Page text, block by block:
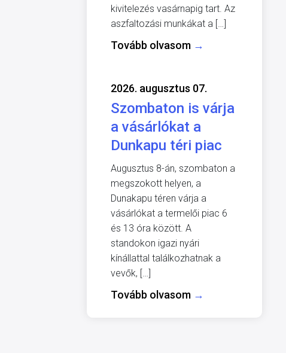
kivitelezés vasárnapig tart. Az
aszfaltozási munkákat a […]
Tovább olvasom →
2026. augusztus 07.
Szombaton is várja
a vásárlókat a
Dunkapu téri piac
Augusztus 8-án, szombaton a
megszokott helyen, a
Dunakapu téren várja a
vásárlókat a termelői piac 6
és 13 óra között. A
standokon igazi nyári
kínállattal találkozhatnak a
vevők, […]
Tovább olvasom →